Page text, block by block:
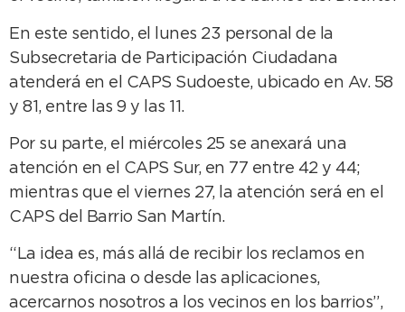
En este sentido, el lunes 23 personal de la
Subsecretaria de Participación Ciudadana
atenderá en el CAPS Sudoeste, ubicado en Av. 58
y 81, entre las 9 y las 11.
Por su parte, el miércoles 25 se anexará una
atención en el CAPS Sur, en 77 entre 42 y 44;
mientras que el viernes 27, la atención será en el
CAPS del Barrio San Martín.
“La idea es, más allá de recibir los reclamos en
nuestra oficina o desde las aplicaciones,
acercarnos nosotros a los vecinos en los barrios”,